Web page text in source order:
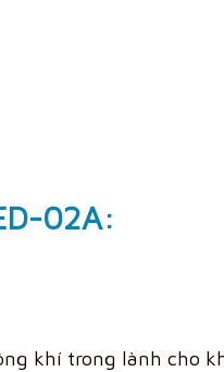
02A:
khí trong lành cho